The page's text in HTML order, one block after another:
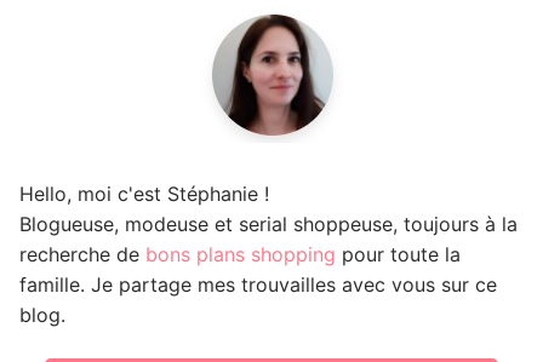
Hello, moi c'est Stéphanie !
Blogueuse, modeuse et serial shoppeuse, toujours à la
recherche de bons plans shopping pour toute la
famille. Je partage mes trouvailles avec vous sur ce
blog.